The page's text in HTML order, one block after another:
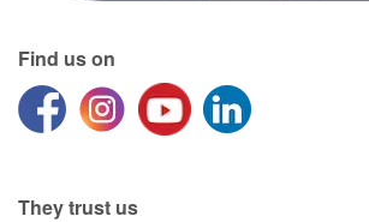
Find us on
They trust us